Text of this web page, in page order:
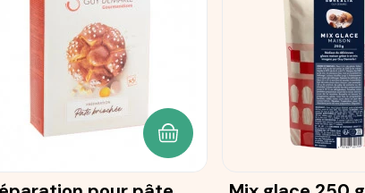
PANIER AJOUTER AU PANIER